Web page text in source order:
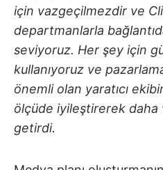
için vazgeçilmezdir ve
departmanlarla
seviyoruz. Her şey için
kullanıyoruz ve
önemli olan yaratıcı
ölçüde iyileştirerek daha
getirdi.